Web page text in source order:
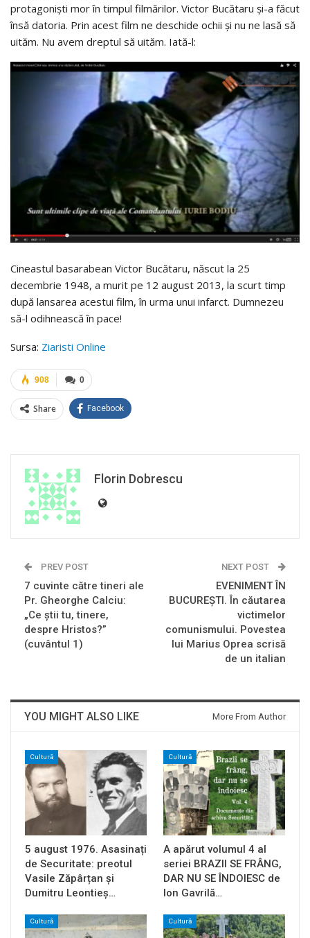
protagoniști mor în timpul filmărilor. Victor Bucătaru și-a făcut
însă datoria. Prin acest film ne deschide ochii și nu ne lasă să
uităm. Nu avem dreptul să uităm. Iată-l:
Cineastul basarabean Victor Bucătaru, născut la 25
decembrie 1948, a murit pe 12 august 2013, la scurt timp
după lansarea acestui film, în urma unui infarct. Dumnezeu
să-l odihnească în pace!
Sursa: Ziaristi Online
0
908
Share Facebook
Florin Dobrescu
PREV POST
7 cuvinte către tineri ale
Pr. Gheorghe Calciu:
„Ce ştii tu, tinere,
despre Hristos?”
(cuvântul 1)
NEXT POST
EVENIMENT ÎN
BUCUREŞTI. În căutarea
victimelor
comunismului. Povestea
lui Marius Oprea scrisă
de un italian
YOU MIGHT ALSO LIKE More From Author
Cultură
5 august 1976. Asasinați
de Securitate: preotul
Vasile Zăpârțan și
Dumitru Leontieș…
Cultură
A apărut volumul 4 al
seriei BRAZII SE FRÂNG,
DAR NU SE ÎNDOIESC de
Ion Gavrilă…
Cultură Cultură